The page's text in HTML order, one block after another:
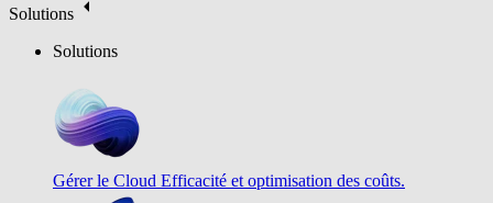
Solutions
Solutions
Gérer le Cloud Efficacité et optimisation des coûts.